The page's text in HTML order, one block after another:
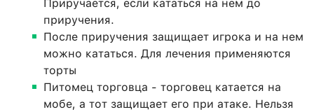
Приручается, если кататься на нем до
приручения.
После приручения защищает игрока и на нем
можно кататься. Для лечения применяются
торты
Питомец торговца - торговец катается на
мобе, а тот защищает его при атаке. Нельзя